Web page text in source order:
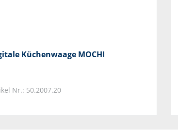
Küchenwaage MOCHI
Nr.: 50.2007.20